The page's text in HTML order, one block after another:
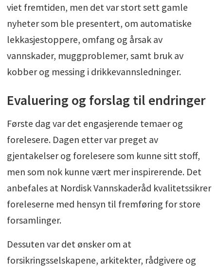
viet fremtiden, men det var stort sett gamle
nyheter som ble presentert, om automatiske
lekkasjestoppere, omfang og årsak av
vannskader, muggproblemer, samt bruk av
kobber og messing i drikkevannsledninger.
Evaluering og forslag til endringer
Første dag var det engasjerende temaer og
forelesere. Dagen etter var preget av
gjentakelser og forelesere som kunne sitt stoff,
men som nok kunne vært mer inspirerende. Det
anbefales at Nordisk Vannskaderåd kvalitetssikrer
foreleserne med hensyn til fremføring for store
forsamlinger.
Dessuten var det ønsker om at
forsikringsselskapene, arkitekter, rådgivere og